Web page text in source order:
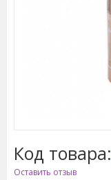
Код товара:
Оставить отзыв